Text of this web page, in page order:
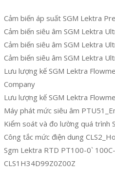
Cảm biến áp suất SGM Lektra
Cảm biến siêu âm SGM Lektra
Cảm biến siêu âm SGM Lektra
Cảm biến siêu âm SGM Lektra
Lưu lượng kế SGM Lektra
Company
Lưu lượng kế SGM Lektra
Máy phát mức siêu âm
Kiểm soát và đo lường quá trình
Công tắc mức điện dung
Sgm Lektra RTD PT100-0`
CLS1H34D99Z0Z00Z